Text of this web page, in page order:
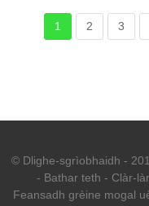
1 2 3
© Dlighe-sgrìobhaidh -
- Bathar teth - Clàr-
Feansadh grèine mogal